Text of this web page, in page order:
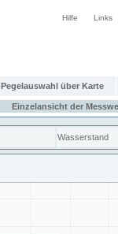
Hilfe Links
Pegelauswahl über Karte
Einzelansicht der
Wasserstand